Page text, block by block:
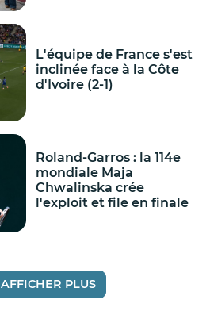
L'équipe de France s'est
inclinée face à la Côte
d'Ivoire (2-1)
Roland-Garros : la 114e
mondiale Maja
Chwalinska crée
l'exploit et file en finale
AFFICHER PLUS